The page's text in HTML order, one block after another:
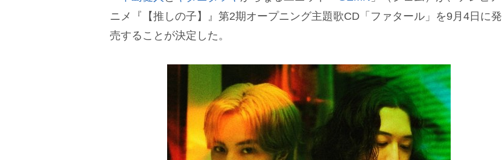
ニメ『【推しの子】』第2期オープニング主題歌CD「ファタール」を9月4日に発
売することが決定した。